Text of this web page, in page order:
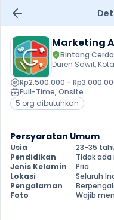
Marketing
Bintang
Duren Sawit,
Rp2.500.000 -
Full-Time, Onsite
5 org dibutuhkan
Persyaratan Umum
Usia
23-35
Pendidikan
Tidak
Jenis Kelamin
Pria
Lokasi
Seluruh
Pengalaman
Foto
Wajib